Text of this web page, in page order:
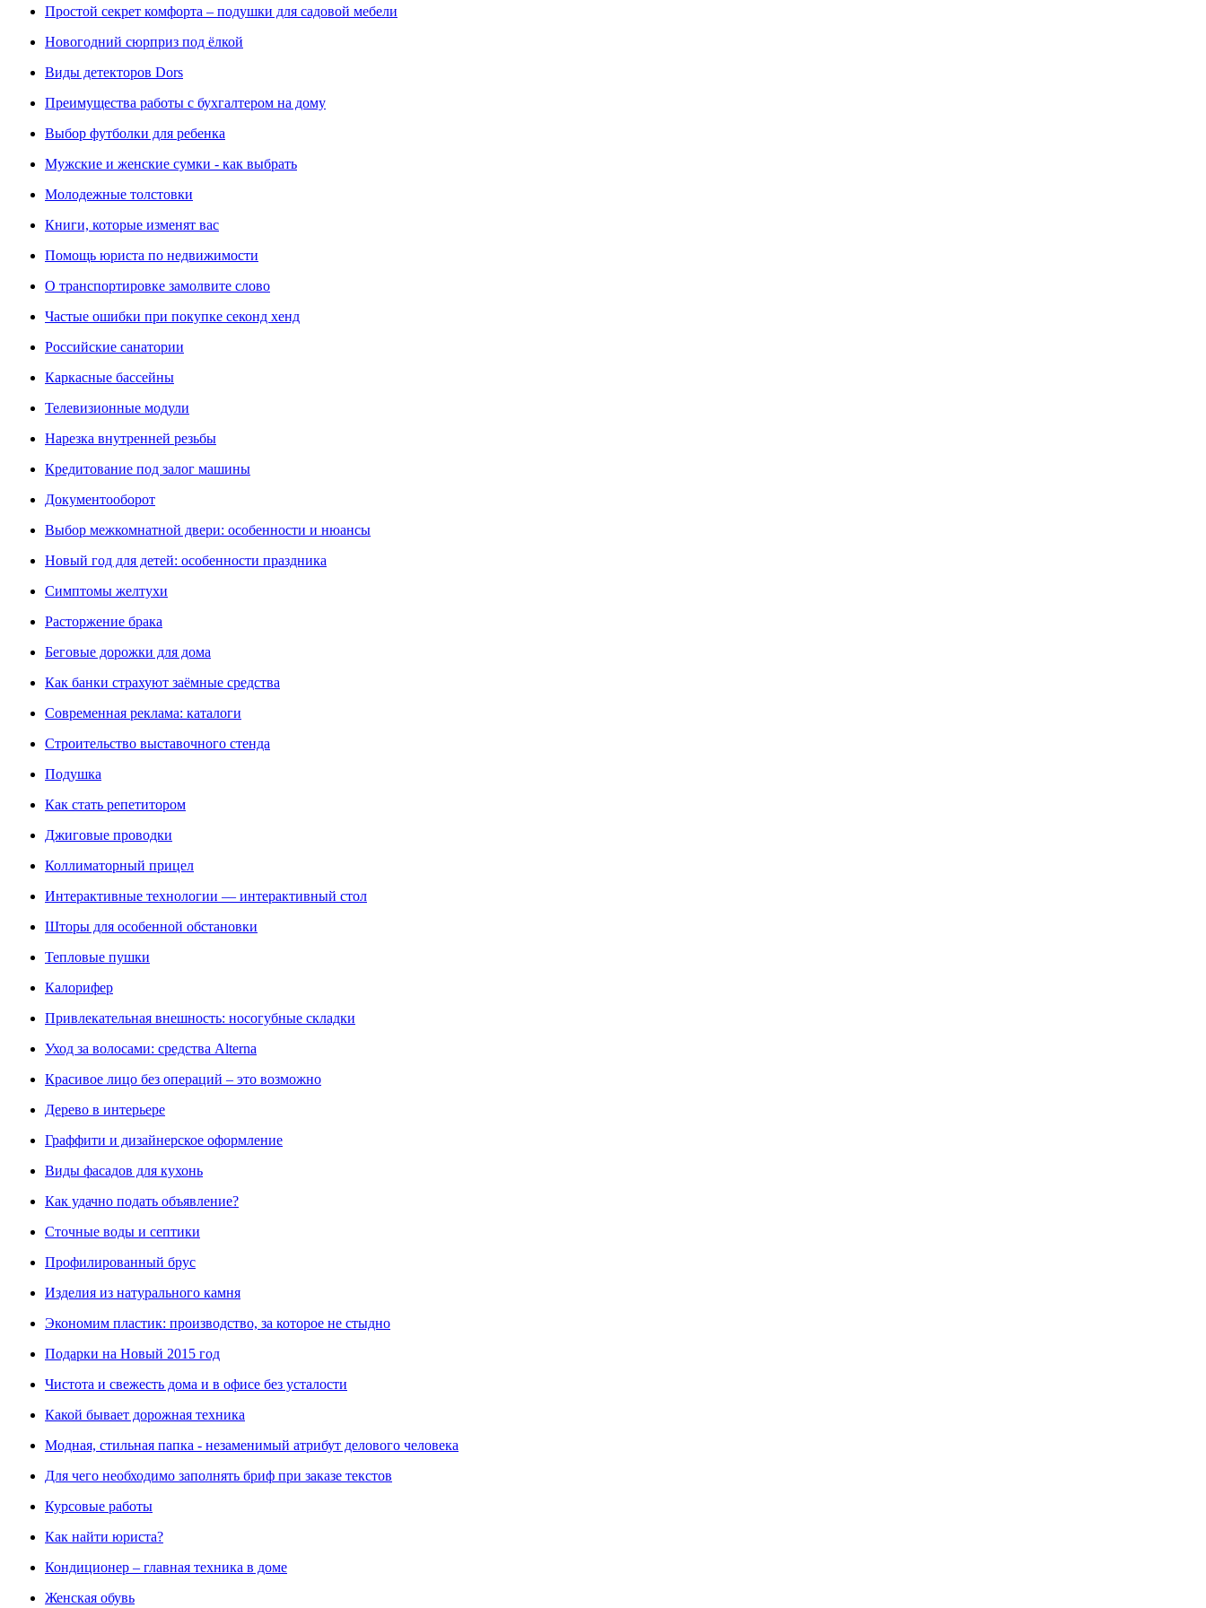
Простой секрет комфорта – подушки для садовой мебели
Новогодний сюрприз под ёлкой
Виды детекторов Dors
Преимущества работы с бухгалтером на дому
Выбор футболки для ребенка
Мужские и женские сумки - как выбрать
Молодежные толстовки
Книги, которые изменят вас
Помощь юриста по недвижимости
О транспортировке замолвите слово
Частые ошибки при покупке секонд хенд
Российские санатории
Каркасные бассейны
Телевизионные модули
Нарезка внутренней резьбы
Кредитование под залог машины
Документооборот
Выбор межкомнатной двери: особенности и нюансы
Новый год для детей: особенности праздника
Симптомы желтухи
Расторжение брака
Беговые дорожки для дома
Как банки страхуют заёмные средства
Современная реклама: каталоги
Cтроительство выставочного стенда
Подушка
Как стать репетитором
Джиговые проводки
Коллиматорный прицел
Интерактивные технологии — интерактивный стол
Шторы для особенной обстановки
Тепловые пушки
Калорифер
Привлекательная внешность: носогубные складки
Уход за волосами: средства Alterna
Красивое лицо без операций – это возможно
Дерево в интерьере
Граффити и дизайнерское оформление
Виды фасадов для кухонь
Как удачно подать объявление?
Сточные воды и септики
Профилированный брус
Изделия из натурального камня
Экономим пластик: производство, за которое не стыдно
Подарки на Новый 2015 год
Чистота и свежесть дома и в офисе без усталости
Какой бывает дорожная техника
Модная, стильная папка - незаменимый атрибут делового человека
Для чего необходимо заполнять бриф при заказе текстов
Курсовые работы
Как найти юриста?
Кондиционер – главная техника в доме
Женская обувь